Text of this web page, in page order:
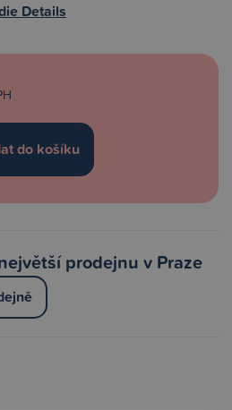
Details
prodejnu v Praze